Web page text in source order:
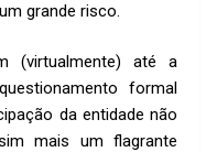
grande risco.
(virtualmente) até a
formal
da entidade não
mais um flagrante